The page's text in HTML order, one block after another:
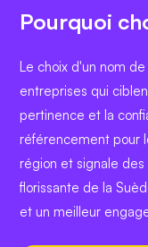
Pourquoi
Le choix d'un nom
entreprises qui
pertinence et la
référencement pour
région et signale
florissante de la
et un meilleur